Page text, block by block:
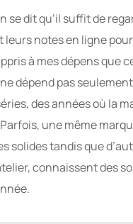
se dit qu’il suffit de
leurs notes en ligne
à mes dépens que
dépend pas
des années où la
une même
solides tandis que
connaissent des